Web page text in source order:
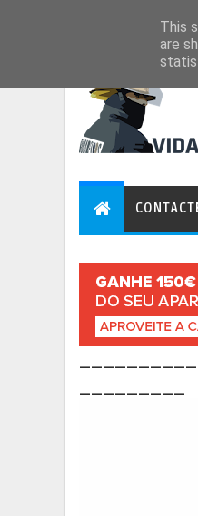
This
are